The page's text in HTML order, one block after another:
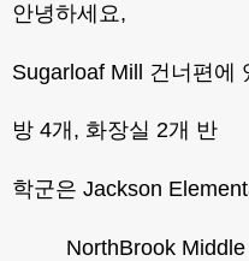
안녕하세요,
Sugarloaf Mill 건너편에
방 4개, 화장실 2개 반
학군은 Jackson
NorthBrook Middle